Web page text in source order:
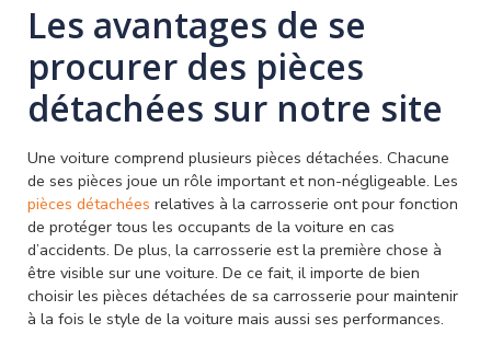
Les avantages de se
procurer des pièces
détachées sur notre site
Une voiture comprend plusieurs pièces détachées. Chacune
de ses pièces joue un rôle important et non-négligeable. Les
pièces détachées relatives à la carrosserie ont pour fonction
de protéger tous les occupants de la voiture en cas
d’accidents. De plus, la carrosserie est la première chose à
être visible sur une voiture. De ce fait, il importe de bien
choisir les pièces détachées de sa carrosserie pour maintenir
à la fois le style de la voiture mais aussi ses performances.